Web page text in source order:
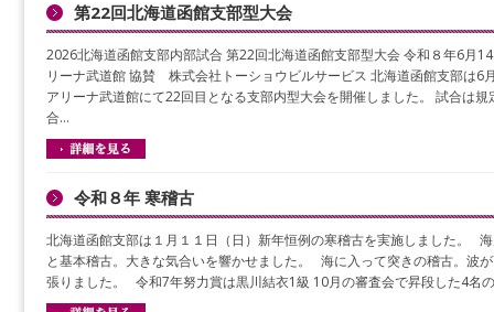
第22回北海道函館支部型大会
2026北海道函館支部内部試合 第22回北海道函館支部型大会 令和８年6月
リーナ武道館 協賛 株式会社トーショウビルサービス 北海道函館支部は6
アリーナ武道館にて22回目となる支部内型大会を開催しました。 試合は規
合…
令和８年 寒稽古
北海道函館支部は１月１１日（日）新年恒例の寒稽古を実施しました。
と基本稽古。大きな気合いを響かせました。 海に入って突きの稽古。波
張りました。 令和7年努力賞は黒川結衣1級 10月の審査会で昇段した4名